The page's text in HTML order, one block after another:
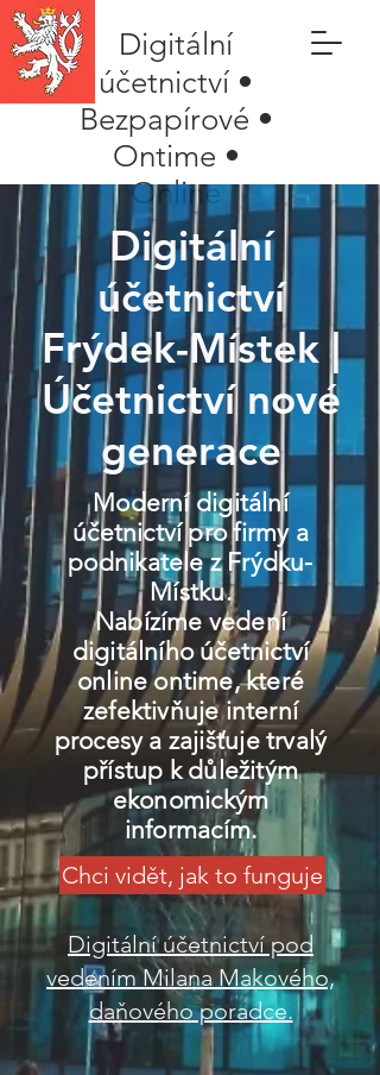
Digitální
účetnictví •
Bezpapírové •
Ontime •
Online
Digitální
účetnictví
Frýdek-Místek |
Účetnictví nové
generace
Moderní digitální
účetnictví pro firmy a
podnikatele z Frýdku-
Místku.
Nabízíme vedení
digitálního účetnictví
online ontime, které
zefektivňuje interní
procesy a zajišťuje trvalý
přístup k důležitým
ekonomickým
informacím.
Chci vidět, jak to funguje
Digitální účetnictví pod
vedením Milana Makového,
daňového poradce.